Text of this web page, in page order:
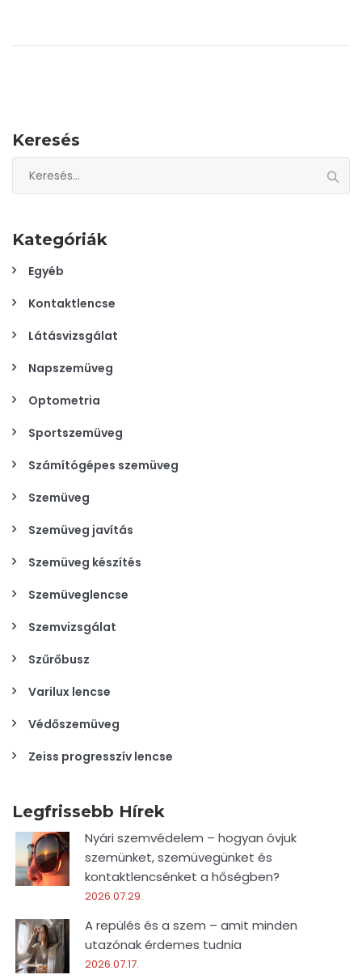
Keresés
Kategóriák
Egyéb
Kontaktlencse
Látásvizsgálat
Napszemüveg
Optometria
Sportszemüveg
Számítógépes szemüveg
Szemüveg
Szemüveg javítás
Szemüveg készítés
Szemüveglencse
Szemvizsgálat
Szűrőbusz
Varilux lencse
Védőszemüveg
Zeiss progresszív lencse
Legfrissebb Hírek
Nyári szemvédelem – hogyan óvjuk
szemünket, szemüvegünket és
kontaktlencsénket a hőségben?
2026.07.29.
A repülés és a szem – amit minden
utazónak érdemes tudnia
2026.07.17.